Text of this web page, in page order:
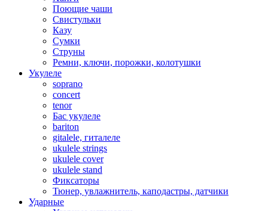
Поющие чаши
Свистульки
Казу
Сумки
Струны
Ремни, ключи, порожки, колотушки
Укулеле
soprano
concert
tenor
Бас укулеле
bariton
gitalele, гиталеле
ukulele strings
ukulele cover
ukulele stand
Фиксаторы
Тюнер, увлажнитель, каподастры, датчики
Ударные